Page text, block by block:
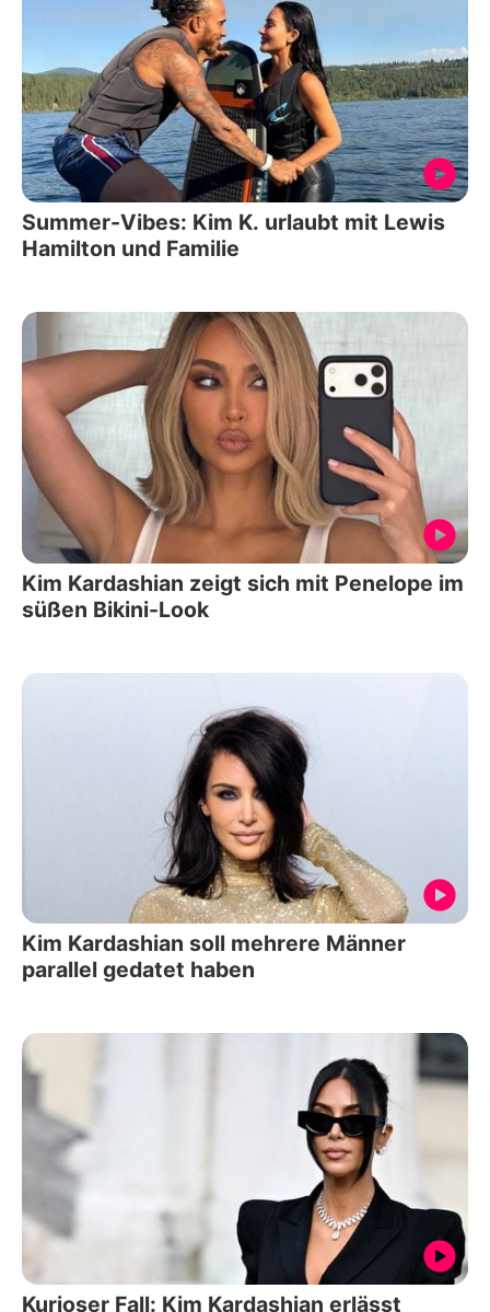
Summer-Vibes: Kim K. urlaubt mit Lewis
Hamilton und Familie
Kim Kardashian zeigt sich mit Penelope im
süßen Bikini-Look
Kim Kardashian soll mehrere Männer
parallel gedatet haben
Kurioser Fall: Kim Kardashian erlässt